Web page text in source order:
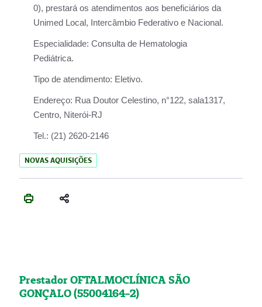
0), prestará os atendimentos aos beneficiários da
Unimed Local, Intercâmbio Federativo e Nacional.
Especialidade: Consulta de Hematologia
Pediátrica.
Tipo de atendimento: Eletivo.
Endereço: Rua Doutor Celestino, n°122, sala1317,
Centro, Niterói-RJ
Tel.: (21) 2620-2146
NOVAS AQUISIÇÕES
Prestador OFTALMOCLÍNICA SÃO
GONÇALO (55004164-2)